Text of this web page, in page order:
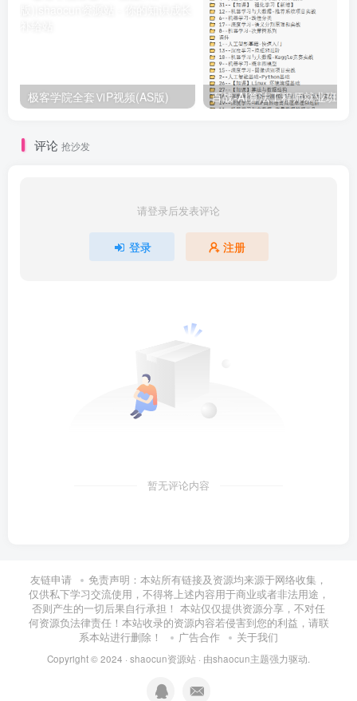
极客学院全套ⅥP视频(AS版)
评论 抢沙发
请登录后发表评论
登录 注册
暂无评论内容
友链申请
免责声明：本站所有链接及资源均来源于网络收集，
仅供私下学习交流使用，不得将上述内容用于商业或者非法用途，
否则产生的一切后果自行承担！ 本站仅仅提供资源分享，不对任
何资源负法律责任！本站收录的资源内容若侵害到您的利益，请联
系本站进行删除！
广告合作 关于我们
Copyright © 2024 · shaocun资源站 · 由shaocun主题强力驱动.